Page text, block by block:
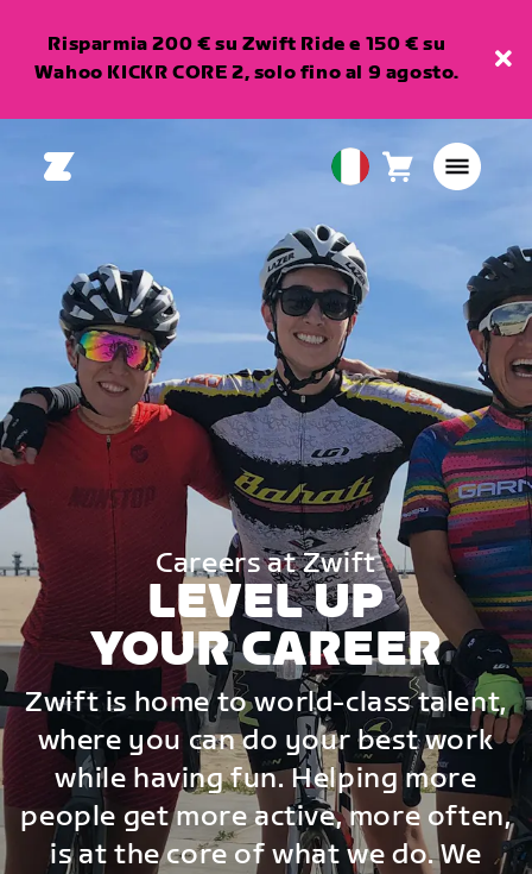
Risparmia 200 € su Zwift Ride e 150 € su
Wahoo KICKR CORE 2, solo fino al 9 agosto.
European
Italiano
Carrello0
Careers at Zwift
LEVEL UP
YOUR CAREER
Zwift is home to world-class talent,
where you can do your best work
while having fun. Helping more
people get more active, more often,
is at the core of what we do. We